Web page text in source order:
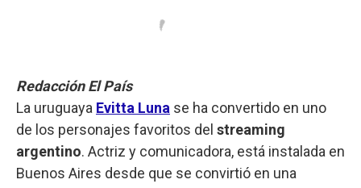
Redacción El País
La uruguaya Evitta Luna se ha convertido en uno
de los personajes favoritos del streaming
argentino. Actriz y comunicadora, está instalada en
Buenos Aires desde que se convirtió en una